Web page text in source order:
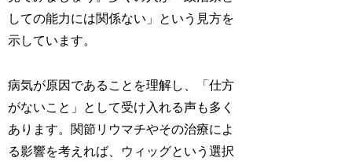
しての能力には関係ない」という見方を
示しています。
病気が原因であることを理解し、「仕方
がないこと」として受け入れる声も多く
あります。関節リウマチやその治療によ
る影響を考えれば、ウィッグという選択